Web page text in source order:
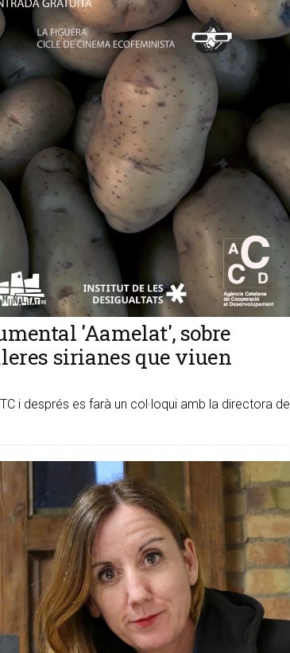
'Aamelat', sobre
sirianes que viuen
i després es farà un col·loqui amb la directora del